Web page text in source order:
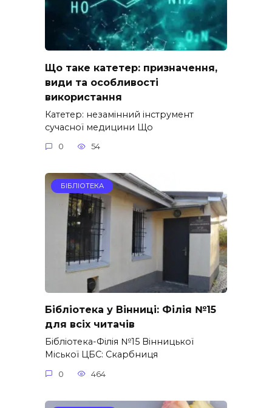
Що таке катетер: призначення,
види та особливості
використання
Катетер: незамінний інструмент
сучасної медицини Що
0 54
БІБЛІОТЕКА
Бібліотека у Вінниці: Філія №15
для всіх читачів
Бібліотека-Філія №15 Вінницької
Міської ЦБС: Скарбниця
0 464